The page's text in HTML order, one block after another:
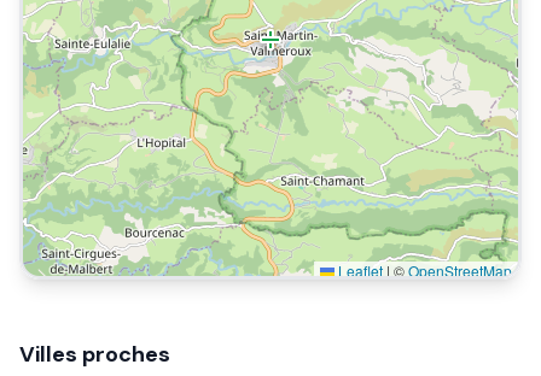
Leaflet | ©OpenStreetMap
Villes proches